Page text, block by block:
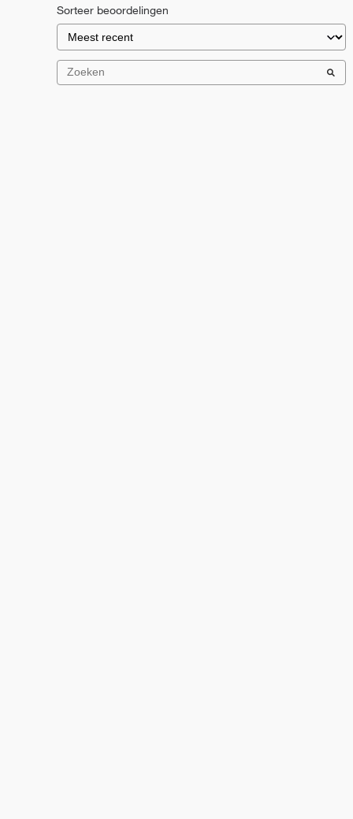
Sorteer beoordelingen